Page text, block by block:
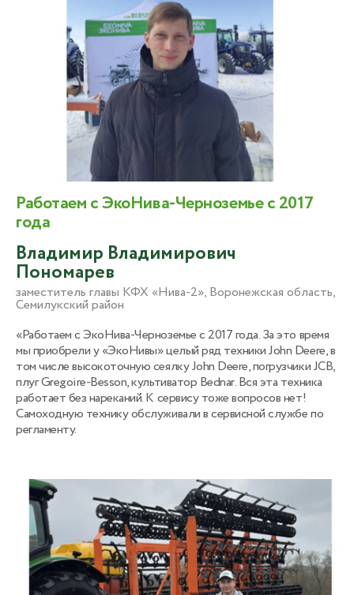
Работаем с ЭкоНива-Черноземье с 2017
года
Владимир Владимирович
Пономарев
заместитель главы КФХ «Нива-2», Воронежская область,
Семилукский район
«Работаем с ЭкоНива-Черноземье с 2017 года. За это время
мы приобрели у «ЭкоНивы» целый ряд техники John Deere, в
том числе высокоточную сеялку John Deere, погрузчики JCB,
плуг Gregoire-Besson, культиватор Bednar. Вся эта техника
работает без нареканий. К сервису тоже вопросов нет!
Самоходную технику обслуживали в сервисной службе по
регламенту.